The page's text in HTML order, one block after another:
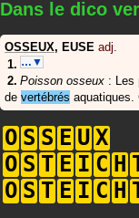
Dans le dico
OSSEUX, EUSE adj.
…▼
Poisson osseux : Les
de vertébrés aquatiques.
O S S E U X
O S T E I C H
O S T E I C H